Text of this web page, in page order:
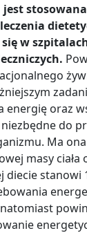
w
oraz
do
Ma
masy ciała
diecie stanowi